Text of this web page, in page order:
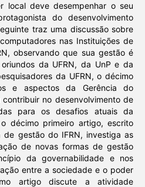
local deve desempenhar o seu
do desenvolvimento
traz uma discussão sobre
nas Instituições de
observando que sua gestão é
da UFRN, da UnP e da
da UFRN, o décimo
e aspectos da Gerência do
no desenvolvimento de
para os desafios atuais da
décimo primeiro artigo, escrito
de gestão do IFRN, investiga as
de novas formas de gestão
da governabilidade e nos
entre a sociedade e o poder
artigo discute a atividade